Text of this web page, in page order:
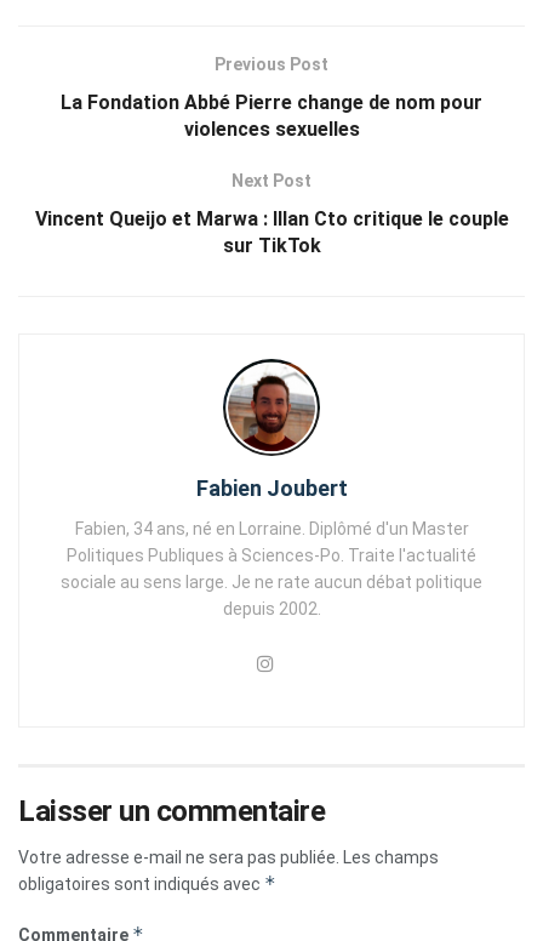
Previous Post
La Fondation Abbé Pierre change de nom pour
violences sexuelles
Next Post
Vincent Queijo et Marwa : Illan Cto critique le couple
sur TikTok
Fabien Joubert
Fabien, 34 ans, né en Lorraine. Diplômé d'un Master
Politiques Publiques à Sciences-Po. Traite l'actualité
sociale au sens large. Je ne rate aucun débat politique
depuis 2002.
Laisser un commentaire
Votre adresse e-mail ne sera pas publiée.
Les champs
obligatoires sont indiqués avec *
Commentaire *